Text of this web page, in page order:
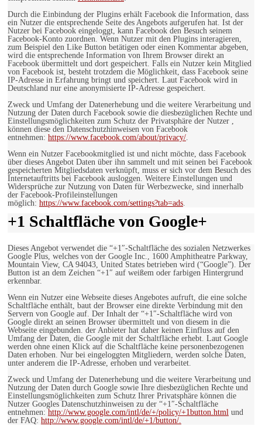
Durch die Einbindung der Plugins erhält Facebook die Information, dass
ein Nutzer die entsprechende Seite des Angebots aufgerufen hat. Ist der
Nutzer bei Facebook eingeloggt, kann Facebook den Besuch seinem
Facebook-Konto zuordnen. Wenn Nutzer mit den Plugins interagieren,
zum Beispiel den Like Button betätigen oder einen Kommentar abgeben,
wird die entsprechende Information von Ihrem Browser direkt an
Facebook übermittelt und dort gespeichert. Falls ein Nutzer kein Mitglied
von Facebook ist, besteht trotzdem die Möglichkeit, dass Facebook seine
IP-Adresse in Erfahrung bringt und speichert. Laut Facebook wird in
Deutschland nur eine anonymisierte IP-Adresse gespeichert.
Zweck und Umfang der Datenerhebung und die weitere Verarbeitung und
Nutzung der Daten durch Facebook sowie die diesbezüglichen Rechte und
Einstellungsmöglichkeiten zum Schutz der Privatsphäre der Nutzer ,
können diese den Datenschutzhinweisen von Facebook
entnehmen: https://www.facebook.com/about/privacy/.
Wenn ein Nutzer Facebookmitglied ist und nicht möchte, dass Facebook
über dieses Angebot Daten über ihn sammelt und mit seinen bei Facebook
gespeicherten Mitgliedsdaten verknüpft, muss er sich vor dem Besuch des
Internetauftritts bei Facebook ausloggen. Weitere Einstellungen und
Widersprüche zur Nutzung von Daten für Werbezwecke, sind innerhalb
der Facebook-Profileinstellungen
möglich: https://www.facebook.com/settings?tab=ads.
+1 Schaltfläche von Google+
Dieses Angebot verwendet die “+1″-Schaltfläche des sozialen Netzwerkes
Google Plus, welches von der Google Inc., 1600 Amphitheatre Parkway,
Mountain View, CA 94043, United States betrieben wird (“Google”). Der
Button ist an dem Zeichen “+1″ auf weißem oder farbigen Hintergrund
erkennbar.
Wenn ein Nutzer eine Webseite dieses Angebotes aufruft, die eine solche
Schaltfläche enthält, baut der Browser eine direkte Verbindung mit den
Servern von Google auf. Der Inhalt der “+1″-Schaltfläche wird von
Google direkt an seinen Browser übermittelt und von diesem in die
Webseite eingebunden. der Anbieter hat daher keinen Einfluss auf den
Umfang der Daten, die Google mit der Schaltfläche erhebt. Laut Google
werden ohne einen Klick auf die Schaltfläche keine personenbezogenen
Daten erhoben. Nur bei eingeloggten Mitgliedern, werden solche Daten,
unter anderem die IP-Adresse, erhoben und verarbeitet.
Zweck und Umfang der Datenerhebung und die weitere Verarbeitung und
Nutzung der Daten durch Google sowie Ihre diesbezüglichen Rechte und
Einstellungsmöglichkeiten zum Schutz Ihrer Privatsphäre können die
Nutzer Googles Datenschutzhinweisen zu der “+1″-Schaltfläche
entnehmen: http://www.google.com/intl/de/+/policy/+1button.html und
der FAQ: http://www.google.com/intl/de/+1/button/.